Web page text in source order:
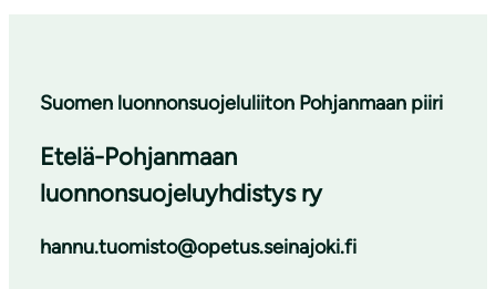
Suomen luonnonsuojeluliiton Pohjanmaan piiri
Etelä-Pohjanmaan
luonnonsuojeluyhdistys ry
hannu.tuomisto@opetus.seinajoki.fi